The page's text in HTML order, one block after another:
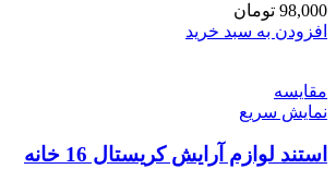
98,000 تومان
افزودن به سبد خرید
مقايسه
نمایش سریع
استند لوازم آرایش کریستال 16 خانه